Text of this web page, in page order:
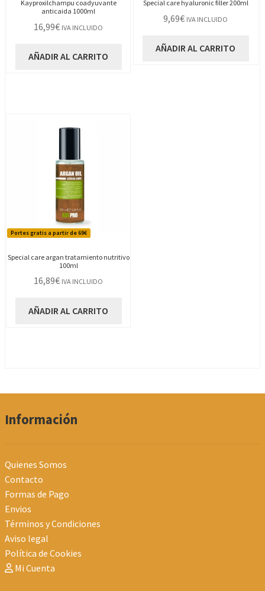
Kayproxilchampu coadyuvante
anticaida 1000ml
16,99€ IVA INCLUIDO
AÑADIR AL CARRITO
Special care hyaluronic filler 200ml
9,69€ IVA INCLUIDO
AÑADIR AL CARRITO
Portes gratis a partir de 69€
Special care argan tratamiento nutritivo
100ml
16,89€ IVA INCLUIDO
AÑADIR AL CARRITO
Información
Quienes Somos
Contacto
Formas de Pago
Envios
Términos y Condiciones
Aviso legal
Política de Cookies
Mi Cuenta